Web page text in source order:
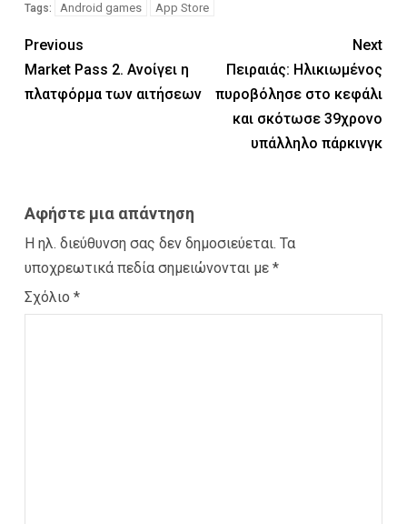
Tags: Android games App Store
Previous
Market Pass 2. Ανοίγει η
πλατφόρμα των αιτήσεων
Next
Πειραιάς: Ηλικιωμένος
πυροβόλησε στο κεφάλι
και σκότωσε 39χρονο
υπάλληλο πάρκινγκ
Αφήστε μια απάντηση
Η ηλ. διεύθυνση σας δεν δημοσιεύεται. Τα
υποχρεωτικά πεδία σημειώνονται με *
Σχόλιο *